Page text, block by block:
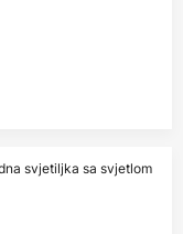
svjetiljka sa svjetlom